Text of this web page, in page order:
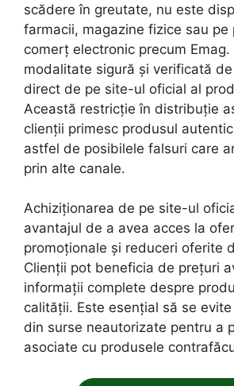
scădere în greutate, nu este
farmacii, magazine fizice sau pe
comerț electronic precum Emag.
modalitate sigură și verificată
direct de pe site-ul oficial al
Această restricție în distribuție
clienții primesc produsul
astfel de posibilele falsuri care
prin alte canale.
Achiziționarea de pe site-ul
avantajul de a avea acces la
promoționale și reduceri oferite
Clienții pot beneficia de prețuri
informații complete despre
calității. Este esențial să se
din surse neautorizate pentru a
asociate cu produsele